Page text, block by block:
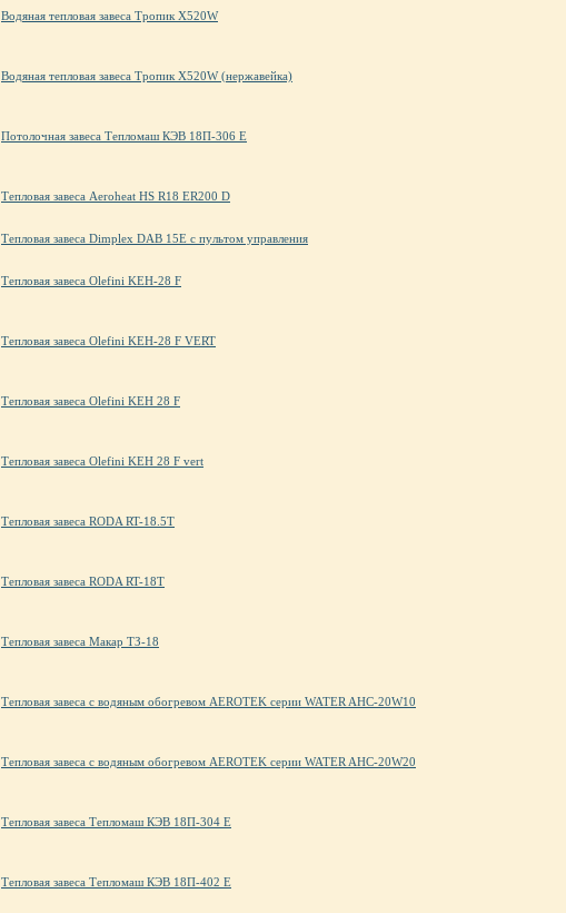
Водяная тепловая завеса Тропик X520W
Водяная тепловая завеса Тропик X520W (нержавейка)
Потолочная завеса Тепломаш КЭВ 18П-306 Е
Тепловая завеса Aeroheat HS R18 ER200 D
Тепловая завеса Dimplex DAB 15E с пультом управления
Тепловая завеса Olefini KEH-28 F
Тепловая завеса Olefini KEH-28 F VERT
Тепловая завеса Olefini KЕН 28 F
Тепловая завеса Olefini KЕН 28 F vert
Тепловая завеса RODA RT-18.5T
Тепловая завеса RODA RT-18T
Тепловая завеса Макар ТЗ-18
Тепловая завеса с водяным обогревом AEROTEK серии WATER AHC-20W10
Тепловая завеса с водяным обогревом AEROTEK серии WATER AHC-20W20
Тепловая завеса Тепломаш КЭВ 18П-304 Е
Тепловая завеса Тепломаш КЭВ 18П-402 Е